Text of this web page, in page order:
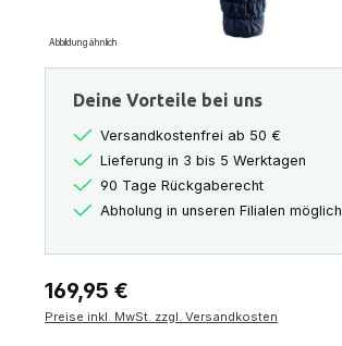
Abbildung ähnlich
Deine Vorteile bei uns
Versandkostenfrei ab 50 €
Lieferung in 3 bis 5 Werktagen
90 Tage Rückgaberecht
Abholung in unseren Filialen möglich
Regulärer Preis:
169,95 €
Preise inkl. MwSt. zzgl. Versandkosten